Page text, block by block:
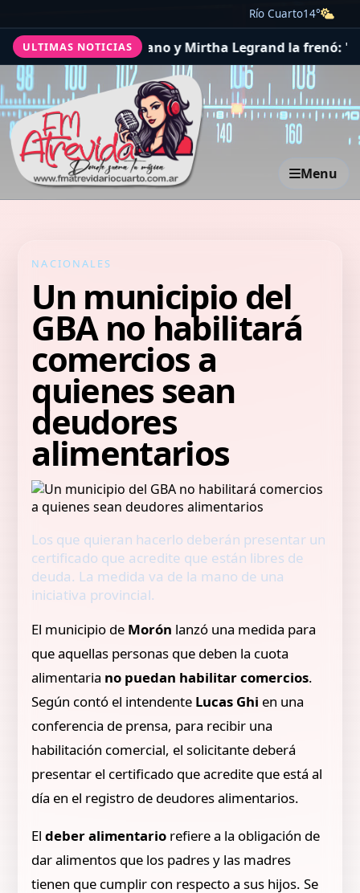
Río Cuarto14°
ULTIMAS NOTICIAS
Moyano y Mirtha Legrand la frenó: "No
Menu
NACIONALES
Un municipio del
GBA no habilitará
comercios a
quienes sean
deudores
alimentarios
Los que quieran hacerlo deberán presentar un
certificado que acredite que están libres de
deuda. La medida va de la mano de una
iniciativa provincial.
El municipio de Morón lanzó una medida para
que aquellas personas que deben la cuota
alimentaria no puedan habilitar comercios.
Según contó el intendente Lucas Ghi en una
conferencia de prensa, para recibir una
habilitación comercial, el solicitante deberá
presentar el certificado que acredite que está al
día en el registro de deudores alimentarios.
Eldeber alimentario refiere a la obligación de
dar alimentos que los padres y las madres
tienen que cumplir con respecto a sus hijos. Se